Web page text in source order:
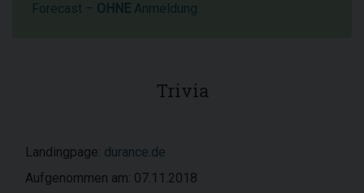
Forecast – OHNE Anmeldung.
Trivia
Landingpage: durance.de
Aufgenommen am: 07.11.2018